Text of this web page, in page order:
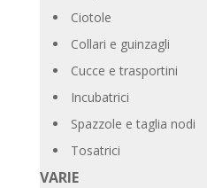
Ciotole
Collari e guinzagli
Cucce e trasportini
Incubatrici
Spazzole e taglia nodi
Tosatrici
VARIE